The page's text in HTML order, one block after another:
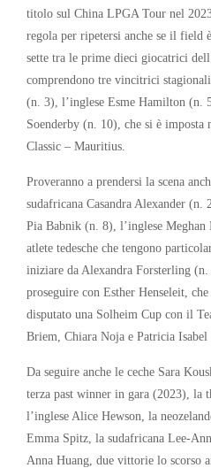
titolo sul China LPGA Tour nel
regola per ripetersi anche se il field
sette tra le prime dieci giocatrici
comprendono tre vincitrici
(n. 3), l’inglese Esme Hamilton (n.
Soenderby (n. 10), che si è imposta
Classic – Mauritius.
Proveranno a prendersi la scena
sudafricana Casandra Alexander (n.
Pia Babnik (n. 8), l’inglese
atlete tedesche che tengono
iniziare da Alexandra Forsterling
proseguire con Esther Henseleit,
disputato una Solheim Cup con il
Briem, Chiara Noja e Patricia Isabel
Da seguire anche le ceche Sara
terza past winner in gara (2023), la
l’inglese Alice Hewson, la
Emma Spitz, la sudafricana Lee-
Anna Huang, due vittorie lo scorso